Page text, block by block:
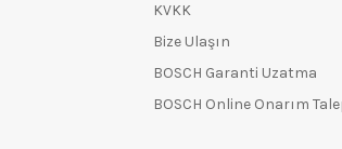
KVKK
Bize Ulaşın
BOSCH Garanti Uzatma
BOSCH Online Onarım